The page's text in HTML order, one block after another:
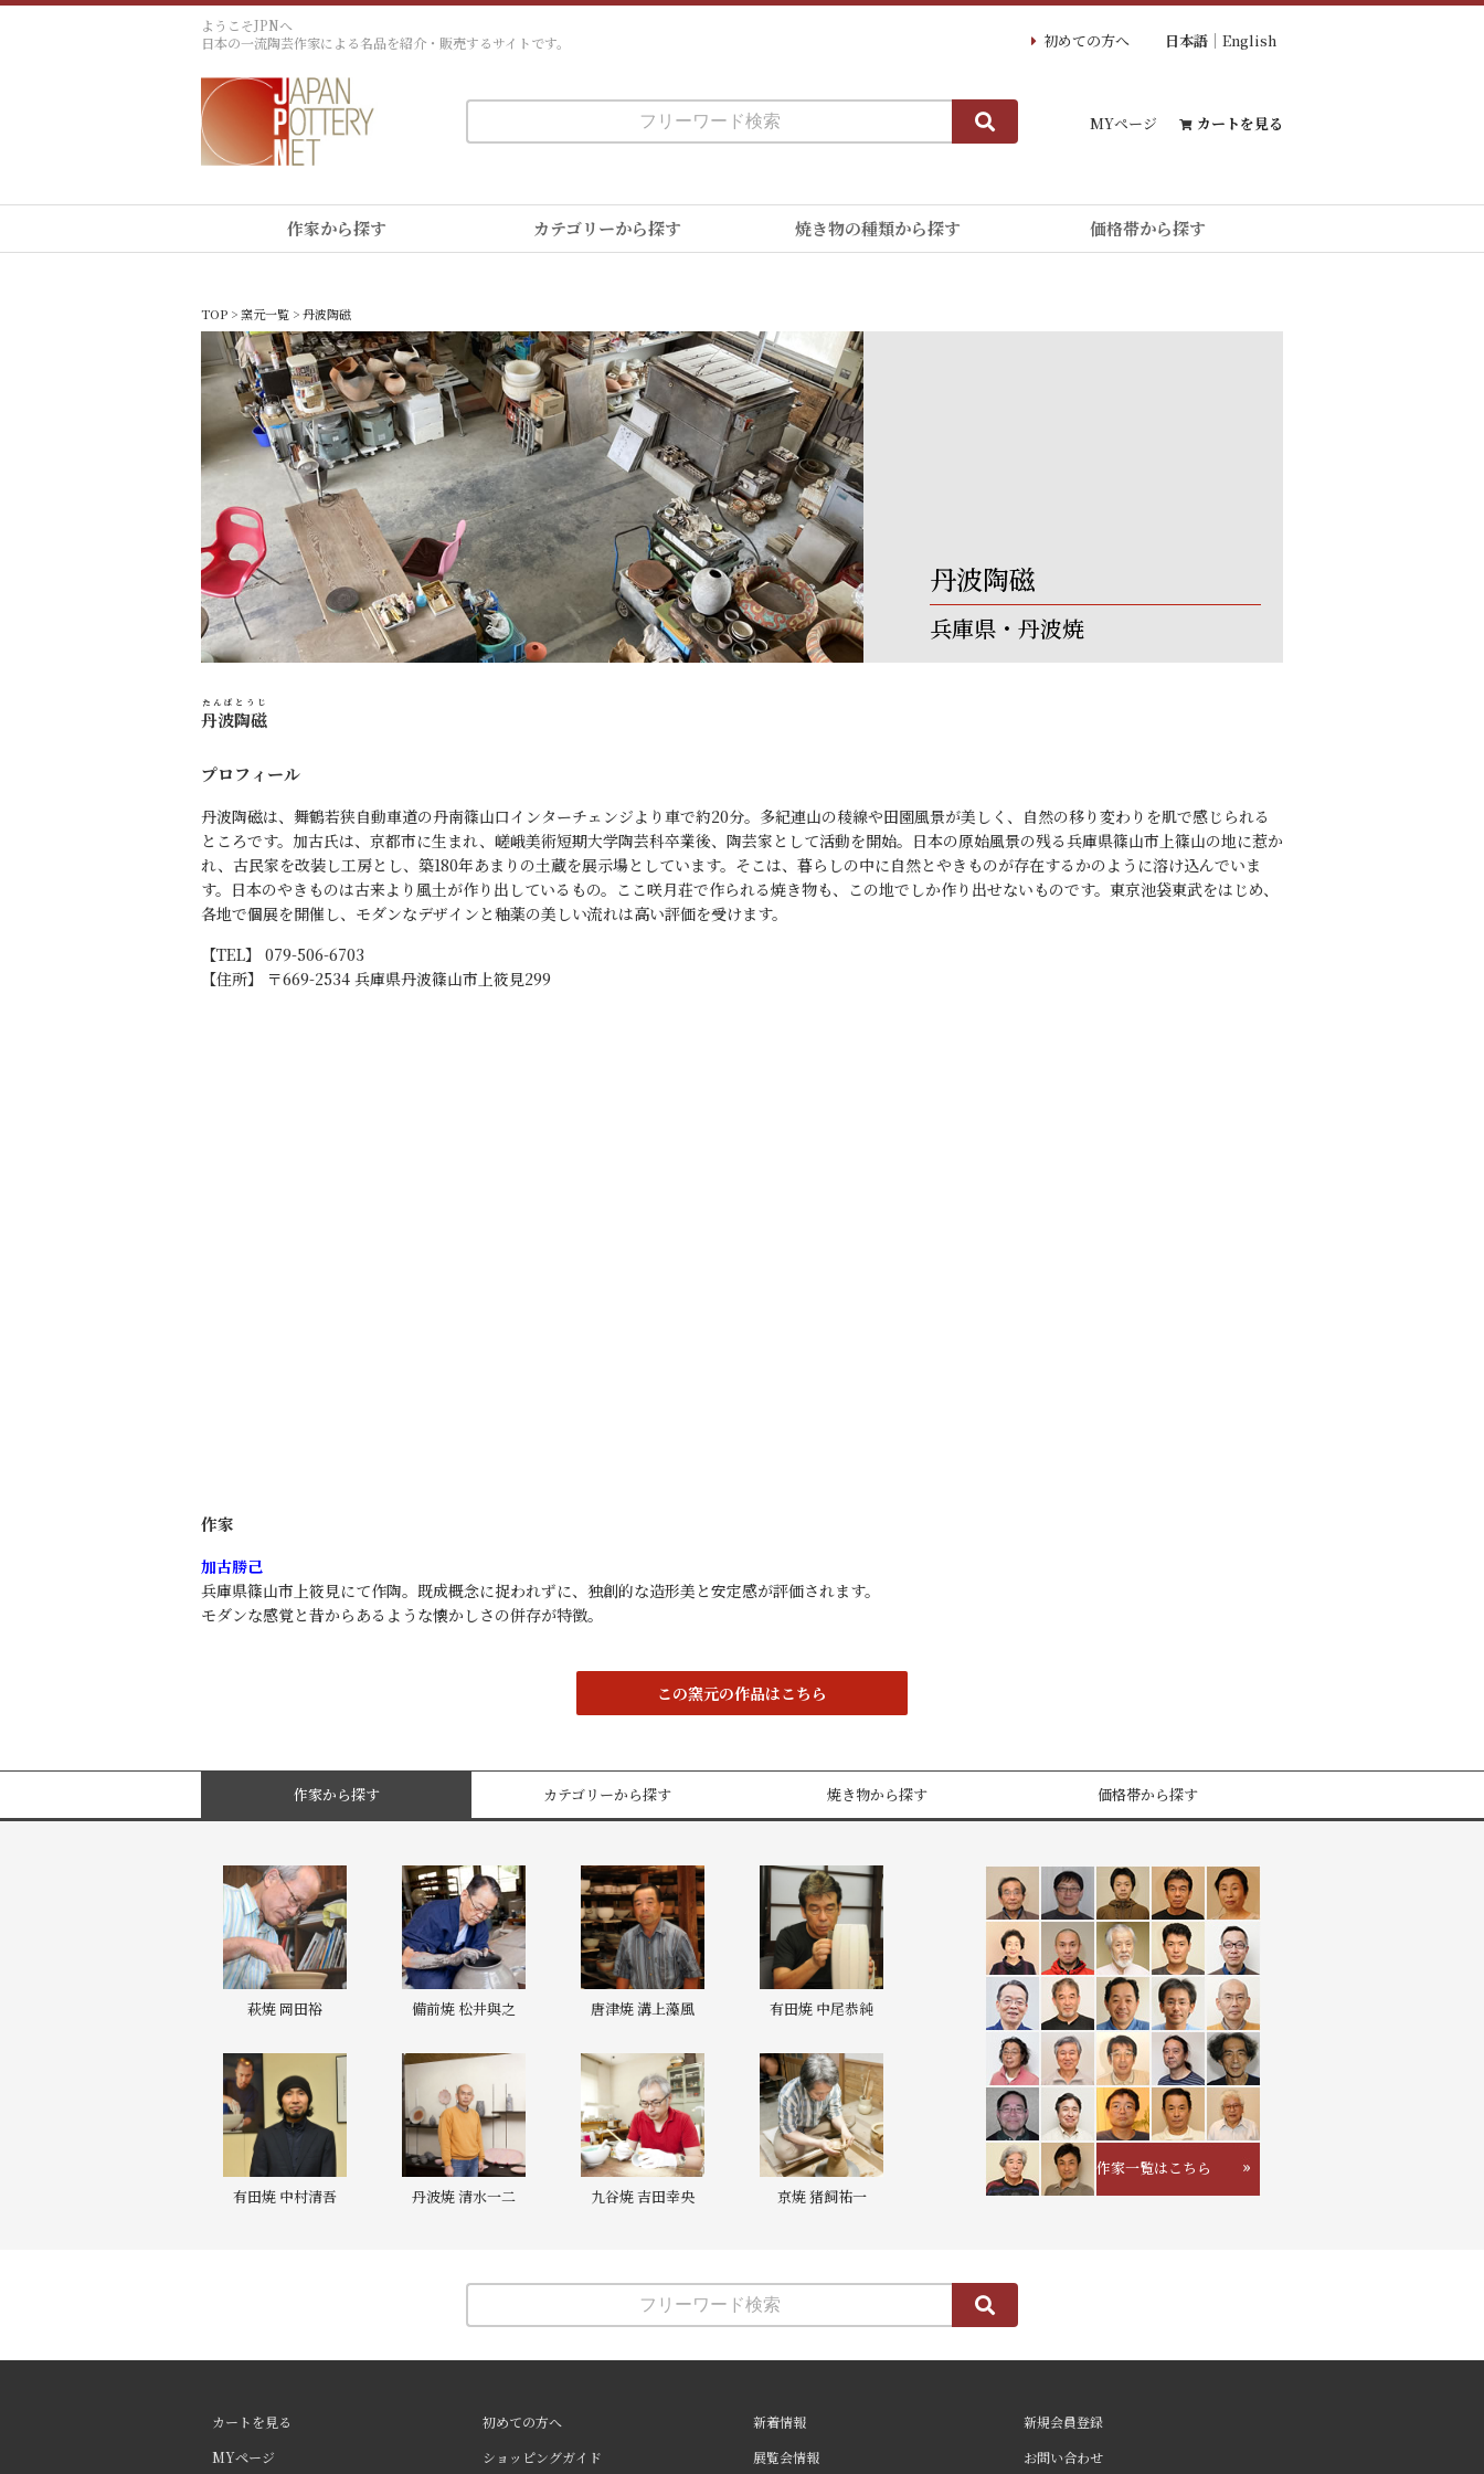
ようこそJPNへ
日本の一流陶芸作家による名品を紹介・販売するサイトです。
初めての方へ 日本語 English
MYページ カートを見る
作家から探す カテゴリーから探す 焼き物の種類から探す 価格帯から探す
TOP >窯元一覧 > 丹波陶磁
丹波陶磁
兵庫県・丹波焼
丹波陶磁
たんばとうじ
プロフィール
丹波陶磁は、舞鶴若狭自動車道の丹南篠山口インターチェンジより車で約20分。多紀連山の稜線や田園風景が美しく、自然の移り変わりを肌で感じられる
ところです。加古氏は、京都市に生まれ、嵯峨美術短期大学陶芸科卒業後、陶芸家として活動を開始。日本の原始風景の残る兵庫県篠山市上篠山の地に惹か
れ、古民家を改装し工房とし、築180年あまりの土蔵を展示場としています。そこは、暮らしの中に自然とやきものが存在するかのように溶け込んでいま
す。日本のやきものは古来より風土が作り出しているもの。ここ咲月荘で作られる焼き物も、この地でしか作り出せないものです。東京池袋東武をはじめ、
各地で個展を開催し、モダンなデザインと釉薬の美しい流れは高い評価を受けます。
【TEL】 079-506-6703
【住所】 〒669-2534 兵庫県丹波篠山市上筱見299
作家
加古勝己
兵庫県篠山市上筱見にて作陶。既成概念に捉われずに、独創的な造形美と安定感が評価されます。
モダンな感覚と昔からあるような懐かしさの併存が特徴。
この窯元の作品はこちら
作家から探す カテゴリーから探す 焼き物から探す 価格帯から探す
萩焼 岡田裕 備前焼 松井與之 唐津焼 溝上藻風 有田焼 中尾恭純
有田焼 中村清吾 丹波焼 清水一二 九谷焼 吉田幸央 京焼 猪飼祐一
作家一覧はこちら
カートを見る
MYページ
初めての方へ
ショッピングガイド
新着情報
展覧会情報
新規会員登録
お問い合わせ